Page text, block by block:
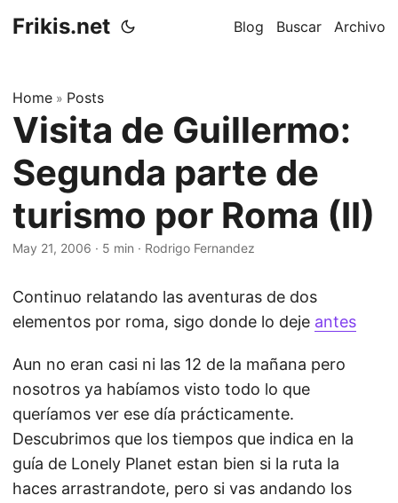
Frikis.net Blog Buscar Archivo
Home » Posts
Visita de Guillermo:
Segunda parte de
turismo por Roma (II)
May 21, 2006 · 5 min · Rodrigo Fernandez
Continuo relatando las aventuras de dos
elementos por roma, sigo donde lo deje antes
Aun no eran casi ni las 12 de la mañana pero
nosotros ya habíamos visto todo lo que
queríamos ver ese día prácticamente.
Descubrimos que los tiempos que indica en la
guía de Lonely Planet estan bien si la ruta la
haces arrastrandote, pero si vas andando los